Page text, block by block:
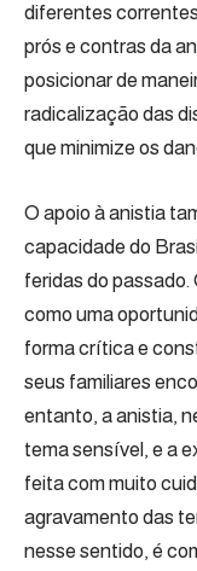
diferentes
prós e contras da
posicionar de
radicalização das
que minimize os
O apoio à anistia
capacidade do
feridas do passado.
como uma
forma crítica e
seus familiares
entanto, a anistia,
tema sensível, e a
feita com muito
agravamento das
nesse sentido, é